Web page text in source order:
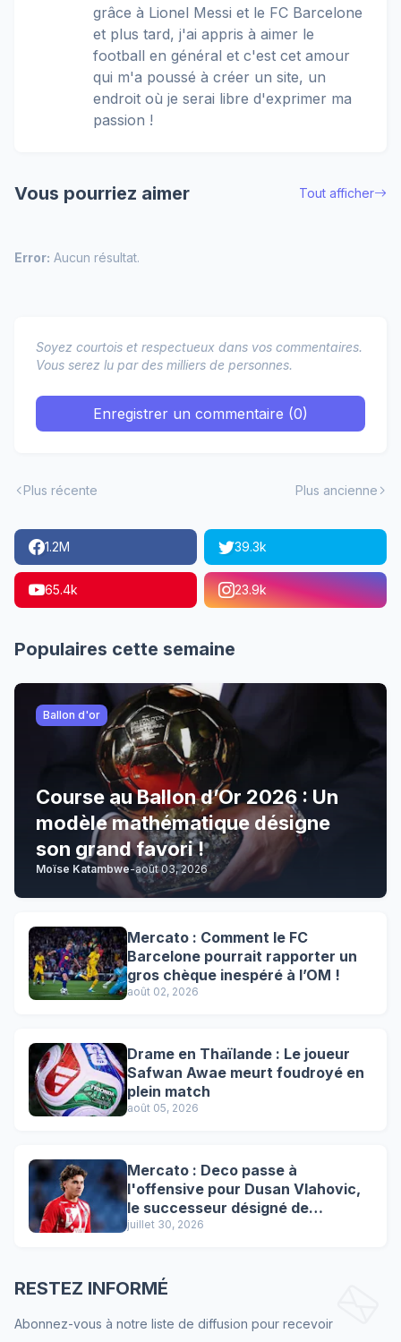
grâce à Lionel Messi et le FC Barcelone
et plus tard, j'ai appris à aimer le
football en général et c'est cet amour
qui m'a poussé à créer un site, un
endroit où je serai libre d'exprimer ma
passion !
Vous pourriez aimer Tout afficher
Error: Aucun résultat.
Soyez courtois et respectueux dans vos commentaires.
Vous serez lu par des milliers de personnes.
Enregistrer un commentaire (0)
Plus récente Plus ancienne
1.2M 39.3k
65.4k 23.9k
Populaires cette semaine
Ballon d'or
Course au Ballon d’Or 2026 : Un
modèle mathématique désigne
son grand favori !
Moïse Katambwe-août 03, 2026
Mercato : Comment le FC
Barcelone pourrait rapporter un
gros chèque inespéré à l’OM !
août 02, 2026
Drame en Thaïlande : Le joueur
Safwan Awae meurt foudroyé en
plein match
août 05, 2026
Mercato : Deco passe à
l'offensive pour Dusan Vlahovic,
le successeur désigné de
Lewandowski !
juillet 30, 2026
RESTEZ INFORMÉ
Abonnez-vous à notre liste de diffusion pour recevoir